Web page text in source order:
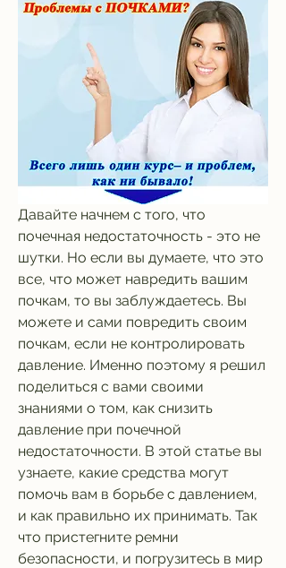
Давайте начнем с того, что
почечная недостаточность - это не
шутки. Но если вы думаете, что это
все, что может навредить вашим
почкам, то вы заблуждаетесь. Вы
можете и сами повредить своим
почкам, если не контролировать
давление. Именно поэтому я решил
поделиться с вами своими
знаниями о том, как снизить
давление при почечной
недостаточности. В этой статье вы
узнаете, какие средства могут
помочь вам в борьбе с давлением,
и как правильно их принимать. Так
что пристегните ремни
безопасности, и погрузитесь в мир